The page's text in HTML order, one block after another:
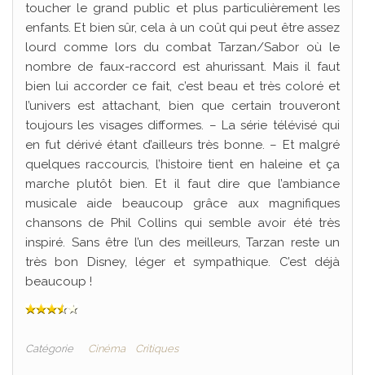
toucher le grand public et plus particulièrement les
enfants. Et bien sûr, cela à un coût qui peut être assez
lourd comme lors du combat Tarzan/Sabor où le
nombre de faux-raccord est ahurissant. Mais il faut
bien lui accorder ce fait, c’est beau et très coloré et
l’univers est attachant, bien que certain trouveront
toujours les visages difformes. – La série télévisé qui
en fut dérivé étant d’ailleurs très bonne. – Et malgré
quelques raccourcis, l’histoire tient en haleine et ça
marche plutôt bien. Et il faut dire que l’ambiance
musicale aide beaucoup grâce aux magnifiques
chansons de Phil Collins qui semble avoir été très
inspiré. Sans être l’un des meilleurs, Tarzan reste un
très bon Disney, léger et sympathique. C’est déjà
beaucoup !
Catégorie Cinéma Critiques